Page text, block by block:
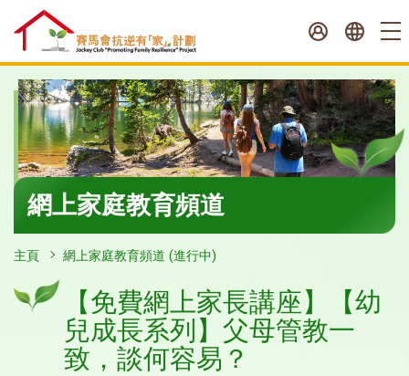
至
容
開
網上家庭教育頻道
主頁 網上家庭教育頻道 (進行中)
【免費網上家長講座】【幼
兒成長系列】父母管教一
致，談何容易？